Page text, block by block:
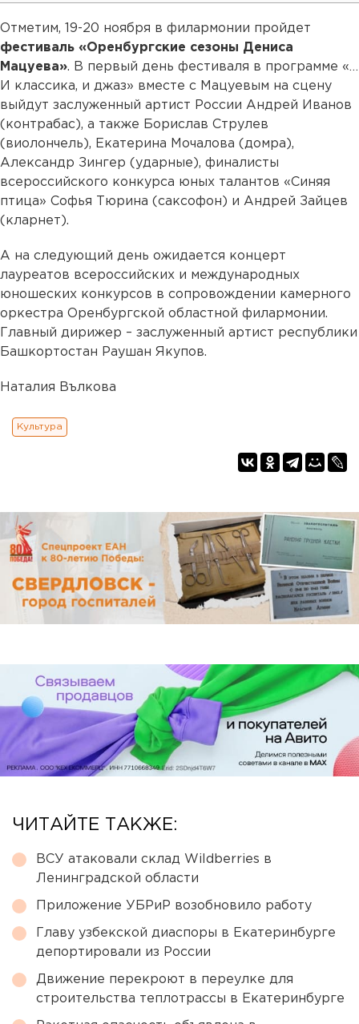
Отметим, 19-20 ноября в филармонии пройдет
фестиваль «Оренбургские сезоны Дениса
Мацуева». В первый день фестиваля в программе «…
И классика, и джаз» вместе с Мацуевым на сцену
выйдут заслуженный артист России Андрей Иванов
(контрабас), а также Борислав Струлев
(виолончель), Екатерина Мочалова (домра),
Александр Зингер (ударные), финалисты
всероссийского конкурса юных талантов «Синяя
птица» Софья Тюрина (саксофон) и Андрей Зайцев
(кларнет).
А на следующий день ожидается концерт
лауреатов всероссийских и международных
юношеских конкурсов в сопровождении камерного
оркестра Оренбургской областной филармонии.
Главный дирижер – заслуженный артист республики
Башкортостан Раушан Якупов.
Наталия Вълкова
Культура
ЧИТАЙТЕ ТАКЖЕ:
ВСУ атаковали склад Wildberries в
Ленинградской области
Приложение УБРиР возобновило работу
Главу узбекской диаспоры в Екатеринбурге
депортировали из России
Движение перекроют в переулке для
строительства теплотрассы в Екатеринбурге